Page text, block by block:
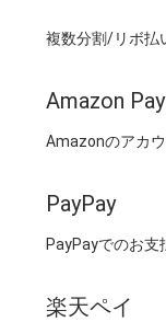
複数分割/リボ払
Amazon Pay
Amazonのアカ
PayPay
PayPayでのお支
楽天ペイ